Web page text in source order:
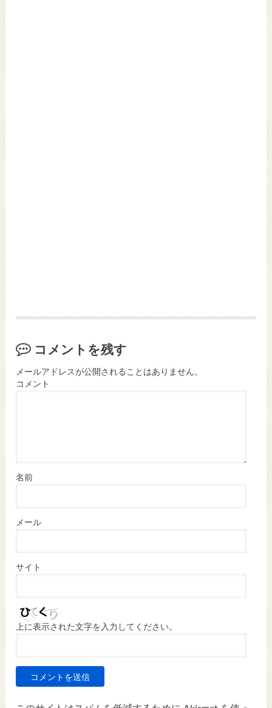
コメントを残す
メールアドレスが公開されることはありません。
コメント
名前
メール
サイト
上に表示された文字を入力してください。